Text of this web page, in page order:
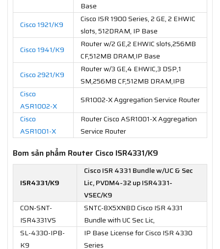
Base
Cisco 1921/K9
Cisco ISR 1900 Series, 2 GE, 2 EHWIC
slots, 512DRAM, IP Base
Cisco 1941/K9
Router w/2 GE,2 EHWIC slots,256MB
CF,512MB DRAM,IP Base
Cisco 2921/K9
Router w/3 GE,4 EHWIC,3 DSP,1
SM,256MB CF,512MB DRAM,IPB
Cisco
ASR1002-X
SR1002-X Aggregation Service Router
Cisco
ASR1001-X
Router Cisco ASR1001-X Aggregation
Service Router
Bom sản phẩm Router Cisco ISR4331/K9
ISR4331/K9
Cisco ISR 4331 Bundle w/UC & Sec
Lic, PVDM4-32 up ISR4331-
VSEC/K9
CON-SNT-
ISR4331VS
SNTC-8X5XNBD Cisco ISR 4331
Bundle with UC Sec Lic,
SL-4330-IPB-
K9
IP Base License for Cisco ISR 4330
Series